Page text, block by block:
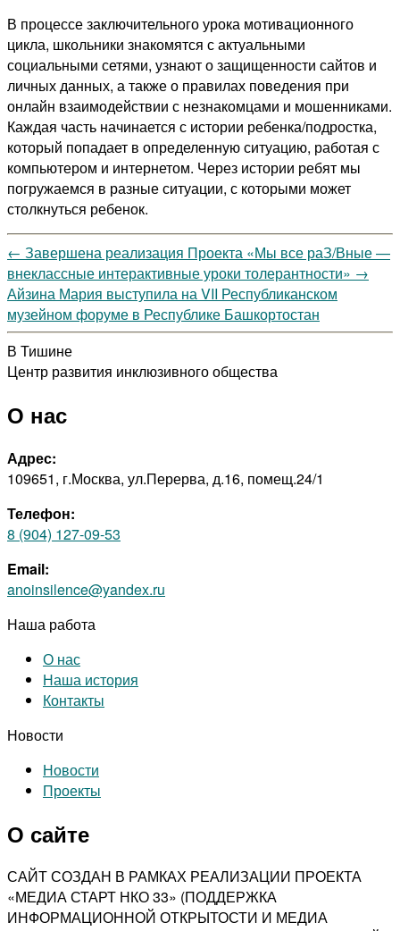
В процессе заключительного урока мотивационного
цикла, школьники знакомятся с актуальными
социальными сетями, узнают о защищенности сайтов и
личных данных, а также о правилах поведения при
онлайн взаимодействии с незнакомцами и мошенниками.
Каждая часть начинается с истории ребенка/подростка,
который попадает в определенную ситуацию, работая с
компьютером и интернетом. Через истории ребят мы
погружаемся в разные ситуации, с которыми может
столкнуться ребенок.
← Завершена реализация Проекта «Мы все раЗ/Вные —
внеклассные интерактивные уроки толерантности» →
Айзина Мария выступила на VII Республиканском
музейном форуме в Республике Башкортостан
В Тишине
Центр развития инклюзивного общества
О нас
Адрес:
109651, г.Москва, ул.Перерва, д.16, помещ.24/1
Телефон:
8 (904) 127-09-53
Email:
anoinsilence@yandex.ru
Наша работа
О нас
Наша история
Контакты
Новости
Новости
Проекты
О сайте
САЙТ СОЗДАН В РАМКАХ РЕАЛИЗАЦИИ ПРОЕКТА
«МЕДИА СТАРТ НКО 33» (ПОДДЕРЖКА
ИНФОРМАЦИОННОЙ ОТКРЫТОСТИ И МЕДИА